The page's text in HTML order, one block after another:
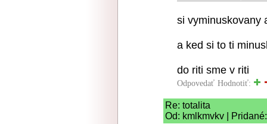
si vyminuskovany
a ked si to ti
do riti sme v riti
Odpovedať Hodnotiť:
Re: totalita
Od: kmlkmvkv |